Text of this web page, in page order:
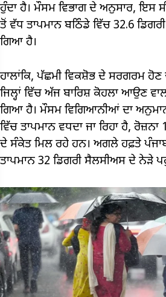
ਹੁੰਦਾ ਹੈ। ਮੌਸਮ ਵਿਭਾਗ ਦੇ ਅਨੁਸਾਰ, ਇਸ
ਤੋਂ ਵੱਧ ਤਾਪਮਾਨ ਬਠਿੰਡੇ ਵਿੱਚ 32.6
ਗਿਆ ਹੈ।
ਹਾਲਾਂਕਿ, ਪੱਛਮੀ ਵਿਕਸ਼ੋਭ ਦੇ ਸਰਗਰਮ
ਜਿਲ੍ਹਾਂ ਵਿੱਚ ਅੱਜ ਬਾਰਿਸ਼ ਕੋਹਲਾ ਆਉਣ
ਗਿਆ ਹੈ। ਮੌਸਮ ਵਿਗਿਆਨੀਆਂ ਦਾ
ਵਿੱਚ ਤਾਪਮਾਨ ਵਧਦਾ ਜਾ ਰਿਹਾ ਹੈ,
ਦੇ ਸੰਕੇਤ ਮਿਲ ਰਹੇ ਹਨ। ਅਗਲੇ ਹਫ਼ਤੇ
ਤਾਪਮਾਨ 32 ਡਿਗਰੀ ਸੈਲਸੀਅਸ ਦੇ ਨੇੜੇ